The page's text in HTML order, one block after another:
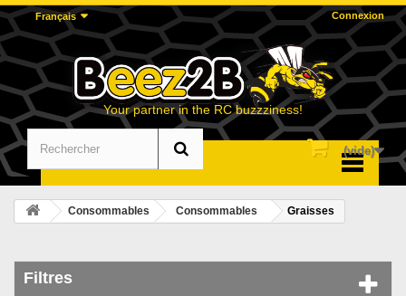
Connexion
Français
Your partner in the RC buzzziness!
(vide)
Consommables Consommables Graisses
Filtres